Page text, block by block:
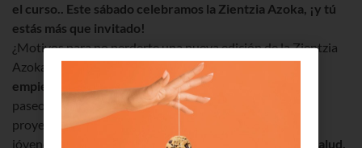
el curso.. Este sábado celebramos la Zientzia Azoka, ¡y tú
estás más que invitado!
¿Motivos para no perderte una nueva edición de la Zientzia
Azoka? Hay muchísimos y te los vamos a contar.
empieza por la mañana, a las doce. Lo suyo es darse un
paseo por la Plaza Nueva y echar un vistazo a los 110
proyectos científicos y tecnológicos que presentan los
jóvenes de entre 12 y 18 años. Habrá un poco de todo:
salud,